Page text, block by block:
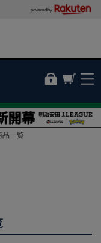
powered by
品一覧